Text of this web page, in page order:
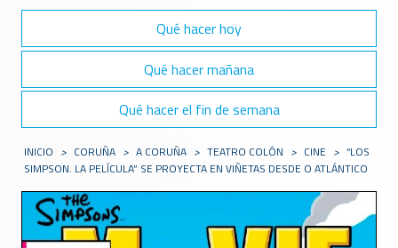
Qué hacer hoy
Qué hacer mañana
Qué hacer el fin de semana
INICIO > CORUÑA > A CORUÑA > TEATRO COLÓN > CINE > “LOS
SIMPSON. LA PELÍCULA” SE PROYECTA EN VIÑETAS DESDE O ATLÁNTICO